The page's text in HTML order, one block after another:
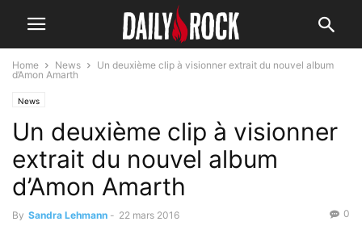
Home News
Un deuxième clip à visionner extrait du nouvel album
d’Amon Amarth
News
Un deuxième clip à visionner
extrait du nouvel album
d’Amon Amarth
By Sandra Lehmann - 22 mars 2016 0